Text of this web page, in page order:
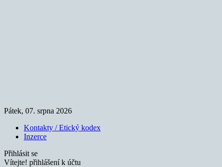
Pátek, 07. srpna 2026
Kontakty / Etický kodex
Inzerce
Přihlásit se
Vítejte! přihlášení k účtu